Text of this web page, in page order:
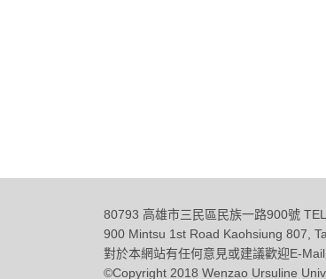
80793 高雄市三民區民族一路900號
900 Mintsu 1st Road Kaohsiung 807,
對於本網站有任何意見或建議歡迎E-
©Copyright 2018 Wenzao Ursuline